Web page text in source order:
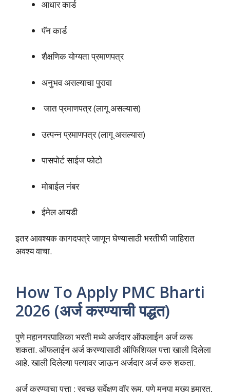
आधार कार्ड
पॅन कार्ड
शैक्षणिक योग्यता प्रमाणपत्र
अनुभव असल्याचा पुरावा
जात प्रमाणपत्र (लागू असल्यास)
उत्पन्न प्रमाणपत्र (लागू असल्यास)
पासपोर्ट साईज फोटो
मोबाईल नंबर
ईमेल आयडी
इतर आवश्यक कागदपत्रे जाणून घेण्यासाठी भरतीची जाहिरात
अवश्य वाचा.
How To Apply PMC Bharti
2026 (अर्ज करण्याची पद्धत)
पुणे महानगरपालिका भरती मध्ये अर्जदार ऑफलाईन अर्ज करू
शकता. ऑफलाईन अर्ज करण्यासाठी ऑफिशियल पत्ता खाली दिलेला
आहे. खाली दिलेल्या पत्यावर जाऊन अर्जदार अर्ज करु शकता.
अर्ज करण्याचा पत्ता : स्वच्छ सर्वेक्षण वॉर रूम, पुणे मनपा मुख्य इमारत,